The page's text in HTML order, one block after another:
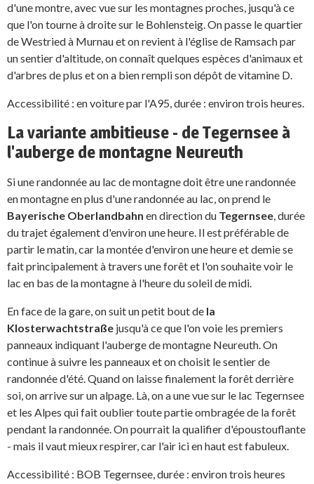
d'une montre, avec vue sur les montagnes proches, jusqu'à ce
que l'on tourne à droite sur le Bohlensteig. On passe le quartier
de Westried à Murnau et on revient à l'église de Ramsach par
un sentier d'altitude, on connaît quelques espèces d'animaux et
d'arbres de plus et on a bien rempli son dépôt de vitamine D.
Accessibilité : en voiture par l'A95, durée : environ trois heures.
La variante ambitieuse - de Tegernsee à
l'auberge de montagne Neureuth
Si une randonnée au lac de montagne doit être une randonnée
en montagne en plus d'une randonnée au lac, on prend le
Bayerische Oberlandbahn en direction du Tegernsee, durée
du trajet également d'environ une heure. Il est préférable de
partir le matin, car la montée d'environ une heure et demie se
fait principalement à travers une forêt et l'on souhaite voir le
lac en bas de la montagne à l'heure du soleil de midi.
En face de la gare, on suit un petit bout de la
Klosterwachtstraße jusqu'à ce que l'on voie les premiers
panneaux indiquant l'auberge de montagne Neureuth. On
continue à suivre les panneaux et on choisit le sentier de
randonnée d'été. Quand on laisse finalement la forêt derrière
soi, on arrive sur un alpage. Là, on a une vue sur le lac Tegernsee
et les Alpes qui fait oublier toute partie ombragée de la forêt
pendant la randonnée. On pourrait la qualifier d'époustouflante
- mais il vaut mieux respirer, car l'air ici en haut est fabuleux.
Accessibilité : BOB Tegernsee, durée : environ trois heures